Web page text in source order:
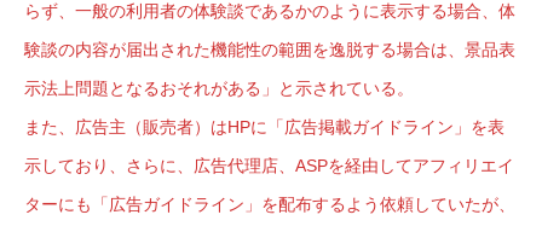
らず、一般の利用者の体験談であるかのように表示する場合、体
験談の内容が届出された機能性の範囲を逸脱する場合は、景品表
示法上問題となるおそれがある」と示されている。
また、広告主（販売者）はHPに「広告掲載ガイドライン」を表
示しており、さらに、広告代理店、ASPを経由してアフィリエイ
ターにも「広告ガイドライン」を配布するよう依頼していたが、